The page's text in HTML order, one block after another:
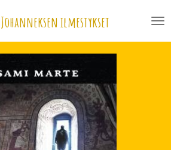
Johanneksen ilmestykset